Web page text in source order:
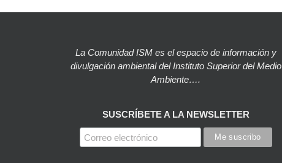
La Comunidad ISM es el espacio de información y
divulgación ambiental del Instituto Superior del Medio
Ambiente….
SUSCRÍBETE A LA NEWSLETTER